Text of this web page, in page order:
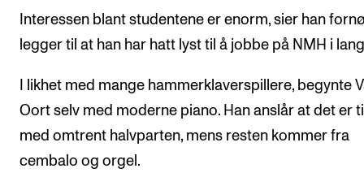
Interessen blant studentene er enorm, sier han
legger til at han har hatt lyst til å jobbe på NMH i
I likhet med mange hammerklaverspillere, begynte
Oort selv med moderne piano. Han anslår at det er
med omtrent halvparten, mens resten kommer fra
cembalo og orgel.